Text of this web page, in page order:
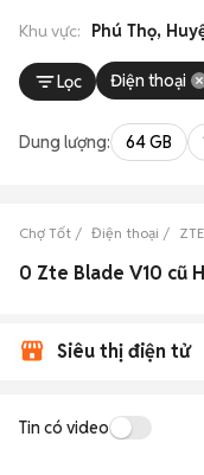
Khu vực: Phú Thọ,
Lọc Điện thoại
Dung lượng: 64 GB
Chợ Tốt Điện thoại ZTE
0 Zte Blade V10 cũ
Siêu thị điện tử
Tin có video